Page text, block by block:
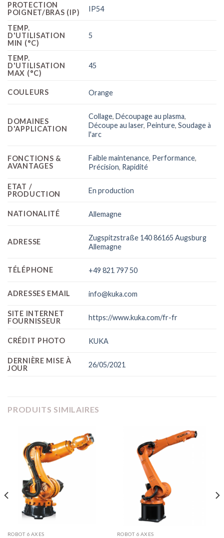
PROTECTION
POIGNET/BRAS (IP)
IP54
TEMP.
D'UTILISATION
MIN (°C)
5
TEMP.
D'UTILISATION
MAX (°C)
45
COULEURS Orange
DOMAINES
D'APPLICATION
Collage,Découpage au plasma,
Découpe au laser, Peinture,Soudage à
l'arc
FONCTIONS &
AVANTAGES
Faible maintenance, Performance,
Précision, Rapidité
ETAT /
PRODUCTION
En production
NATIONALITÉ Allemagne
ADRESSE
Zugspitzstraße 140 86165 Augsburg
Allemagne
TÉLÉPHONE +49 821 797 50
ADRESSES EMAIL info@kuka.com
SITE INTERNET
FOURNISSEUR
https://www.kuka.com/fr-fr
CRÉDIT PHOTO KUKA
DERNIÈRE MISE À
JOUR
26/05/2021
PRODUITS SIMILAIRES
ROBOT 6 AXES ROBOT 6 AXES